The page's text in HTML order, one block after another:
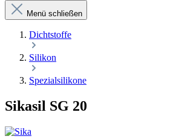
Menü schließen
Dichtstoffe
Silikon
Spezialsilikone
Sikasil SG 20